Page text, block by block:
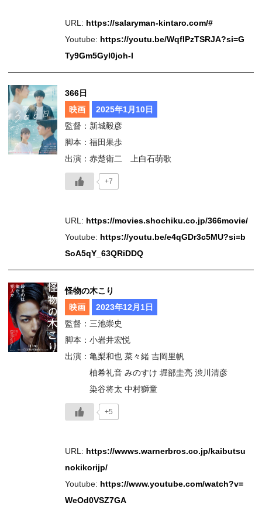
URL: https://salaryman-kintaro.com/#
Youtube: https://youtu.be/WqflPzTSRJA?si=G
Ty9Gm5Gyl0joh-I
366日
映画
2025年1月10日
監督：新城毅彦
脚本：福田果歩
出演：赤楚衛二 上白石萌歌
+7
URL: https://movies.shochiku.co.jp/366movie/
Youtube: https://youtu.be/e4qGDr3c5MU?si=b
SoA5qY_63QRiDDQ
怪物の木こり
映画
2023年12月1日
監督：三池崇史
脚本：小岩井宏悦
出演：亀梨和也 菜々緒 吉岡里帆
柚希礼音 みのすけ 堀部圭亮 渋川清彦
染谷将太 中村獅童
+5
URL: https://wwws.warnerbros.co.jp/kaibutsu
nokikorijp/
Youtube: https://www.youtube.com/watch?v=
WeOd0VSZ7GA